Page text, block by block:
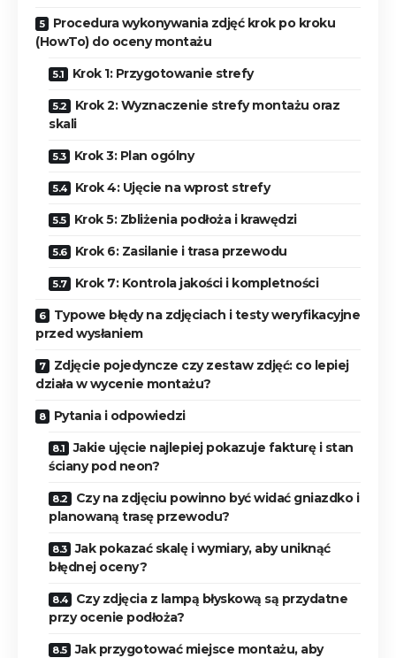
Procedura wykonywania zdjęć krok po kroku
(HowTo) do oceny montażu
Krok 1: Przygotowanie strefy
Krok 2: Wyznaczenie strefy montażu oraz
skali
Krok 3: Plan ogólny
Krok 4: Ujęcie na wprost strefy
Krok 5: Zbliżenia podłoża i krawędzi
Krok 6: Zasilanie i trasa przewodu
Krok 7: Kontrola jakości i kompletności
Typowe błędy na zdjęciach i testy weryfikacyjne
przed wysłaniem
Zdjęcie pojedyncze czy zestaw zdjęć: co lepiej
działa w wycenie montażu?
Pytania i odpowiedzi
Jakie ujęcie najlepiej pokazuje fakturę i stan
ściany pod neon?
Czy na zdjęciu powinno być widać gniazdko i
planowaną trasę przewodu?
Jak pokazać skalę i wymiary, aby uniknąć
błędnej oceny?
Czy zdjęcia z lampą błyskową są przydatne
przy ocenie podłoża?
Jak przygotować miejsce montażu, aby